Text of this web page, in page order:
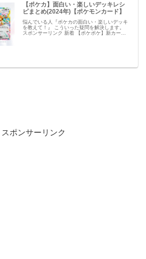
【ポケカ】面白い・楽しいデッキレシ
ピまとめ(2024年)【ポケモンカード】
悩んでいる人『ポケカの面白い・楽しいデッキ
を教えて！』 こういった疑問を解決します。
スポンサーリンク 新着 【ポケポケ】新カー
スポンサーリンク